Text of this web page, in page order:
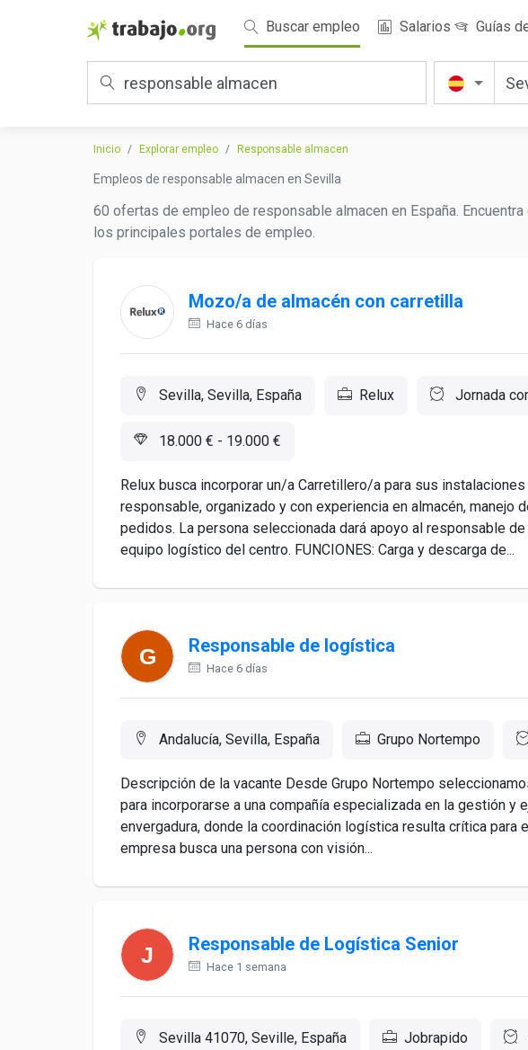
Buscar empleo Salarios Guías
Inicio Explorar empleo Responsable almacen
Empleos de responsable almacen en Sevilla
60 ofertas de empleo de responsable almacen en España.
los principales portales de empleo.
Mozo/a de almacén con carretilla
Hace 6 días
Sevilla, Sevilla, España Relux Jornada
18.000 € - 19.000 €
Relux busca incorporar un/a Carretillero/a para sus
responsable, organizado y con experiencia en almacén, manejo
pedidos. La persona seleccionada dará apoyo al responsable
equipo logístico del centro. FUNCIONES: Carga y descarga de...
Responsable de logística
Hace 6 días
Andalucía, Sevilla, España Grupo Nortempo
Descripción de la vacante Desde Grupo Nortempo
para incorporarse a una compañía especializada en la gestión y
envergadura, donde la coordinación logística resulta crítica para
empresa busca una persona con visión...
Responsable de Logística Senior
Hace 1 semana
Sevilla 41070, Seville, España Jobrapido